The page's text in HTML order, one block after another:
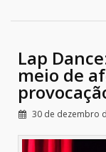
Lap
meio de
30 de dezembro